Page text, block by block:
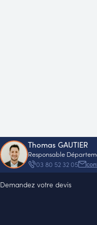
Thomas GAUTIER
Responsable
03 80 52 32 05
Demandez votre devis